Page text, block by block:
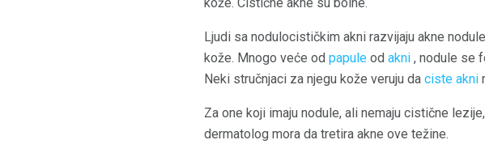
Ljudi sa nodulocističkim akni razvijaju akne
kože. Mnogo veće od papule od akni , nodule se
Neki stručnjaci za njegu kože veruju da ciste akni
Za one koji imaju nodule, ali nemaju cistične
dermatolog mora da tretira akne ove težine.